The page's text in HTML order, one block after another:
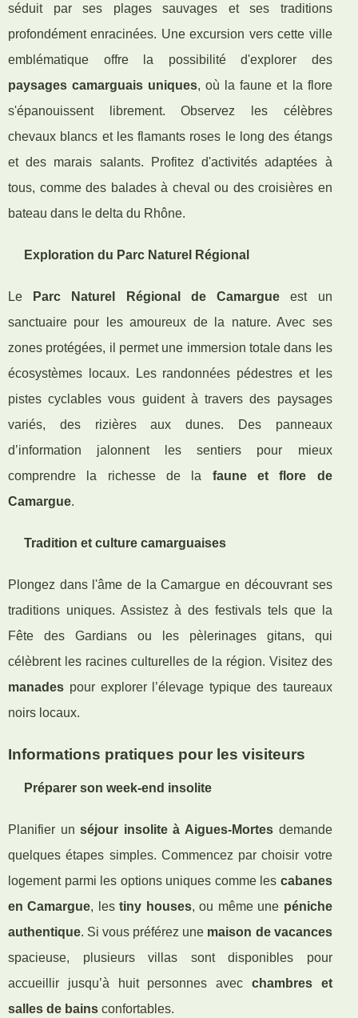
séduit par ses plages sauvages et ses traditions
profondément enracinées. Une excursion vers cette ville
emblématique offre la possibilité d'explorer des
paysages camarguais uniques, où la faune et la flore
s'épanouissent librement. Observez les célèbres
chevaux blancs et les flamants roses le long des étangs
et des marais salants. Profitez d'activités adaptées à
tous, comme des balades à cheval ou des croisières en
bateau dans le delta du Rhône.
Exploration du Parc Naturel Régional
Le Parc Naturel Régional de Camargue est un
sanctuaire pour les amoureux de la nature. Avec ses
zones protégées, il permet une immersion totale dans les
écosystèmes locaux. Les randonnées pédestres et les
pistes cyclables vous guident à travers des paysages
variés, des rizières aux dunes. Des panneaux
d’information jalonnent les sentiers pour mieux
comprendre la richesse de la faune et flore de
Camargue.
Tradition et culture camarguaises
Plongez dans l'âme de la Camargue en découvrant ses
traditions uniques. Assistez à des festivals tels que la
Fête des Gardians ou les pèlerinages gitans, qui
célèbrent les racines culturelles de la région. Visitez des
manades pour explorer l’élevage typique des taureaux
noirs locaux.
Informations pratiques pour les visiteurs
Préparer son week-end insolite
Planifier unséjour insolite à Aigues-Mortes demande
quelques étapes simples. Commencez par choisir votre
logement parmi les options uniques comme les cabanes
en Camargue, lestiny houses, ou même une péniche
authentique. Si vous préférez une maison de vacances
spacieuse, plusieurs villas sont disponibles pour
accueillir jusqu’à huit personnes avec chambres et
salles de bains confortables.